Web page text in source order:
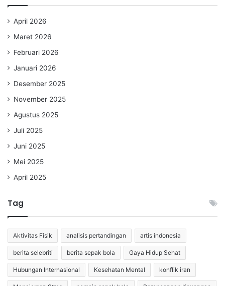
April 2026
Maret 2026
Februari 2026
Januari 2026
Desember 2025
November 2025
Agustus 2025
Juli 2025
Juni 2025
Mei 2025
April 2025
Tag
Aktivitas Fisik analisis pertandingan artis indonesia
berita selebriti berita sepak bola Gaya Hidup Sehat
Hubungan Internasional Kesehatan Mental konflik iran